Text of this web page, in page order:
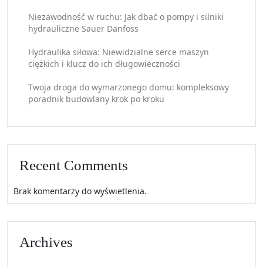
Niezawodność w ruchu: Jak dbać o pompy i silniki
hydrauliczne Sauer Danfoss
Hydraulika siłowa: Niewidzialne serce maszyn
ciężkich i klucz do ich długowieczności
Twoja droga do wymarzonego domu: kompleksowy
poradnik budowlany krok po kroku
Recent Comments
Brak komentarzy do wyświetlenia.
Archives